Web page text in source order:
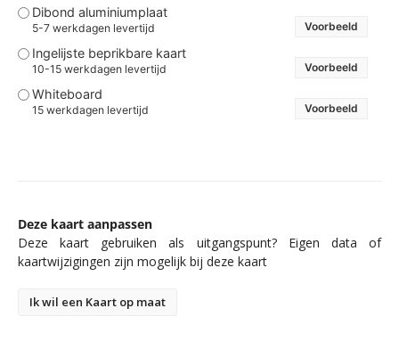
Dibond aluminiumplaat
5-7 werkdagen levertijd Voorbeeld
Ingelijste beprikbare kaart
10-15 werkdagen levertijd Voorbeeld
Whiteboard
15 werkdagen levertijd Voorbeeld
Deze kaart aanpassen
Deze kaart gebruiken als uitgangspunt? Eigen data of
kaartwijzigingen zijn mogelijk bij deze kaart
Ik wil een Kaart op maat